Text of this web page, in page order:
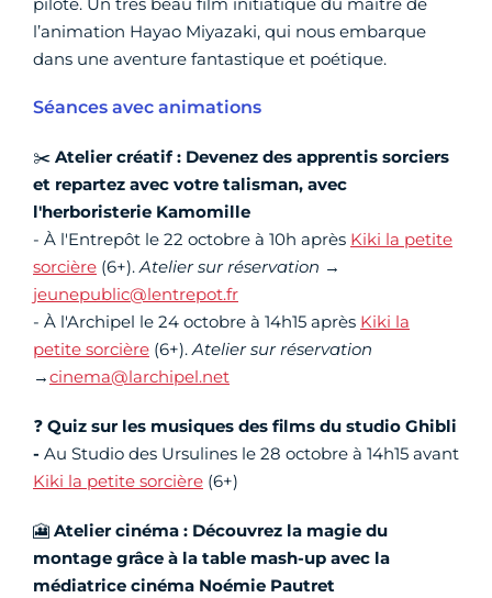
pilote. Un très beau film initiatique du maître de
l’animation Hayao Miyazaki, qui nous embarque
dans une aventure fantastique et poétique.
Séances avec animations
✂️ Atelier créatif : Devenez des apprentis sorciers
et repartez avec votre talisman, avec
l'herboristerie Kamomille
- À l'Entrepôt le 22 octobre à 10h après Kiki la petite
sorcière (6+).Atelier sur réservation →
jeunepublic@lentrepot.fr
- À l'Archipel le 24 octobre à 14h15 après Kiki la
petite sorcière (6+).Atelier sur réservation
→cinema@larchipel.net
❓ Quiz sur les musiques des films du studio Ghibli
- Au Studio des Ursulines le 28 octobre à 14h15 avant
Kiki la petite sorcière (6+)
🎦 Atelier cinéma : Découvrez la magie du
montage grâce à la table mash-up avec la
médiatrice cinéma Noémie Pautret